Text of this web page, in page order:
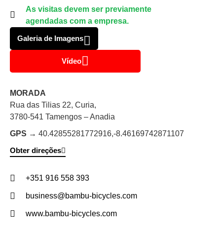
As visitas devem ser previamente
agendadas com a empresa.
Galeria de Imagens
Vídeo
MORADA
Rua das Tilias 22, Curia,
3780-541 Tamengos – Anadia
GPS → 40.42855281772916,-8.46169742871107
Obter direções
+351 916 558 393
business@bambu-bicycles.com
www.bambu-bicycles.com